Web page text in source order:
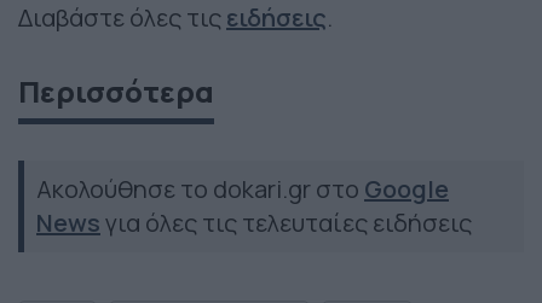
Διαβάστε όλες τιςειδήσεις.
Περισσότερα
Ακολούθησε το dokari.gr στο Google
Newsγια όλες τις τελευταίες ειδήσεις